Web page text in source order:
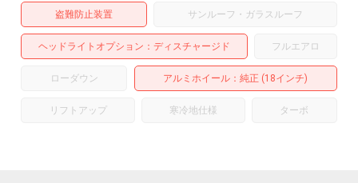
盗難防止装置 サンルーフ・ガラスルーフ
ヘッドライトオプション ディスチャージド フルエアロ
ローダウン アルミホイール ：純正 (18インチ)
リフトアップ 寒冷地仕様 ターボ